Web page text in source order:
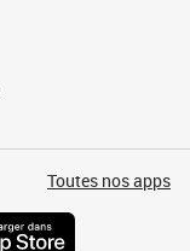
Toutes nos apps